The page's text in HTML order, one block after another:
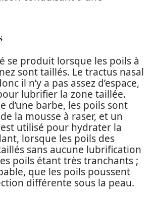
se produit lorsque les poils à
sont taillés. Le tractus nasal
il n’y a pas assez d’espace,
lubrifier la zone taillée.
d’une barbe, les poils sont
la mousse à raser, et un
utilisé pour hydrater la
lorsque les poils des
sans aucune lubrification
poils étant très tranchants ;
que les poils poussent
différente sous la peau.